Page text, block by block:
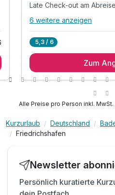
Ausstattung
Für 4 Tage
Doppelzimmer Superior
Late Check-out am
Alle Inklusivleistungen
1 x serviertes Frühstück
1 x 3-Gang Abendmenü
Late Check-out am
inkl. Minibar mit täglicher
inkl. Nutzung des
inkl. Parkmöglichkeiten
6 weitere anzeigen
5,3 / 6
Zum
Alle Preise pro Person inkl.
Kurzurlaub Deutschland
Friedrichshafen
Newsletter
Persönlich kuratierte